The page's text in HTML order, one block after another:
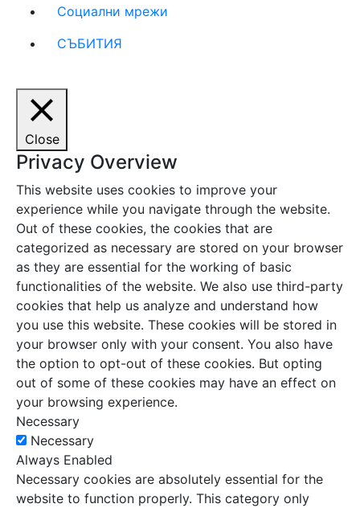
Социални мрежи
СЪБИТИЯ
Close
Privacy Overview
This website uses cookies to improve your
experience while you navigate through the website.
Out of these cookies, the cookies that are
categorized as necessary are stored on your browser
as they are essential for the working of basic
functionalities of the website. We also use third-party
cookies that help us analyze and understand how
you use this website. These cookies will be stored in
your browser only with your consent. You also have
the option to opt-out of these cookies. But opting
out of some of these cookies may have an effect on
your browsing experience.
Necessary
Necessary
Always Enabled
Necessary cookies are absolutely essential for the
website to function properly. This category only